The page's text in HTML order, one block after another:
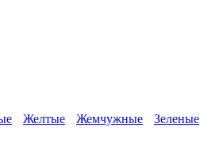
Желтые Жемчужные Зеленые